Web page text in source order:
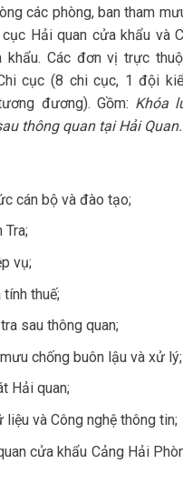
các phòng, ban tham
Hải quan cửa khẩu và
khẩu. Các đơn vị trực
cục (8 chi cục, 1 đội
đương). Gồm: Khóa
thông quan tại Hải Quan.
cán bộ và đào tạo;
Tra;
vụ;
thuế;
sau thông quan;
chống buôn lậu và xử lý;
Hải quan;
liệu và Công nghệ thông tin;
cửa khẩu Cảng Hải